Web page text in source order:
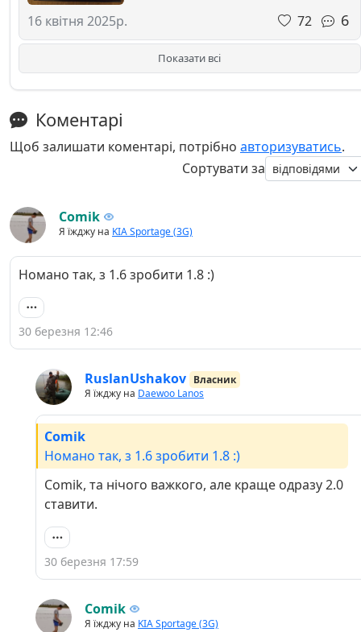
16 квітня 2025р. 72 6
Показати всі
Коментарі
Щоб залишати коментарі, потрібно авторизуватись.
Сортувати за
Comik
Я їжджу на KIA Sportage (3G)
Номано так, з 1.6 зробити 1.8 :)
30 березня 12:46
RuslanUshakov Власник
Я їжджу на Daewoo Lanos
Comik
Номано так, з 1.6 зробити 1.8 :)
Comik, та нічого важкого, але краще одразу 2.0
ставити.
30 березня 17:59
Comik
Я їжджу на KIA Sportage (3G)